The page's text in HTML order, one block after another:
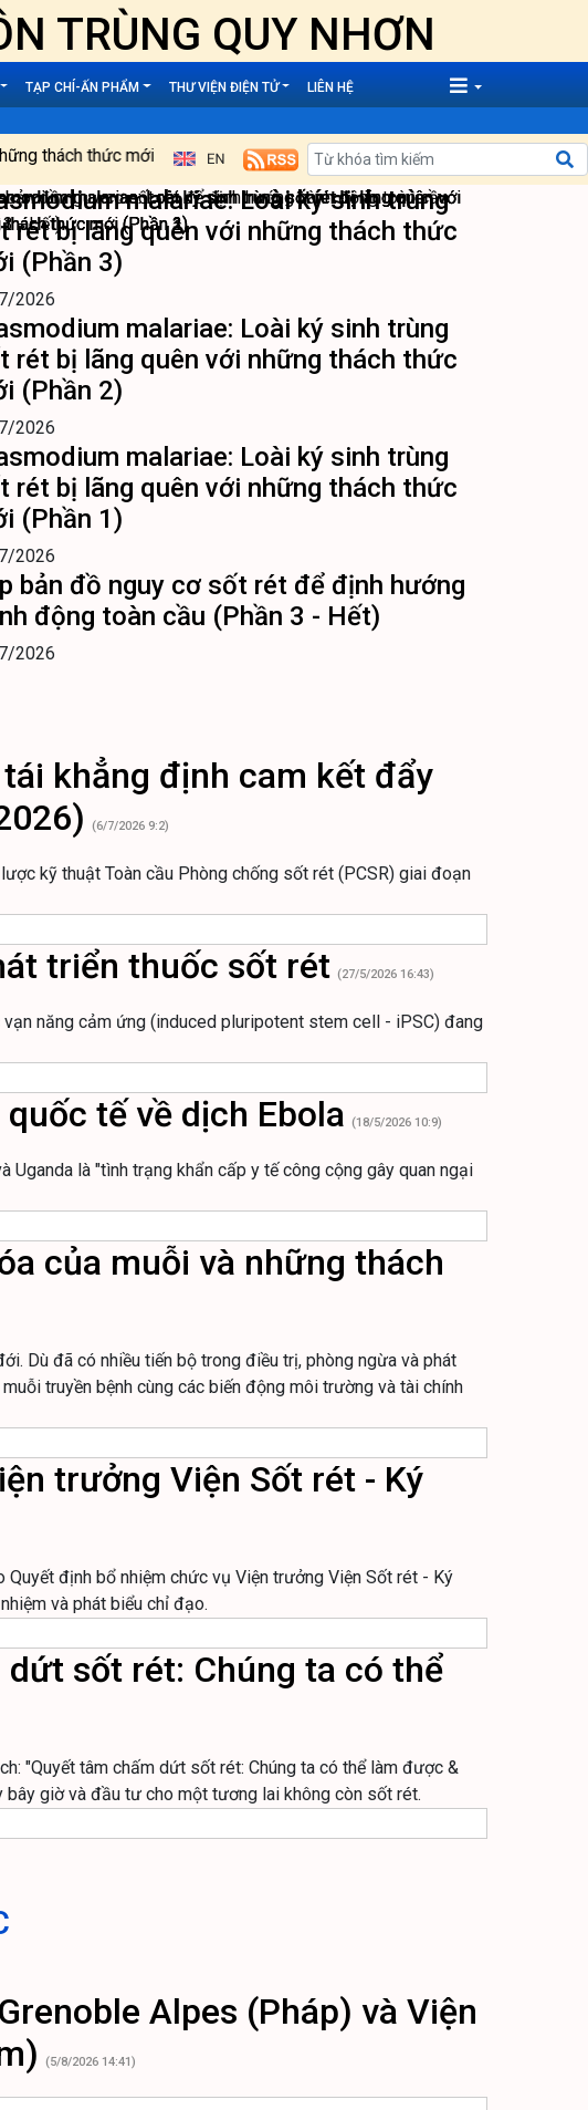
TRÙNG QUY NHƠN
TẠP CHÍ-ẤN PHẨM THƯ VIỆN ĐIỆN TỬ LIÊN HỆ
thức mới (Phần 4 - Hết)| Plasmodium malariae: Loài ký sinh trùng
malariae: Loài ký sinh trùng
rét bị lãng quên với những thách thức
(Phần 3)
2026
malariae: Loài ký sinh trùng
rét bị lãng quên với những thách thức
(Phần 2)
2026
malariae: Loài ký sinh trùng
rét bị lãng quên với những thách thức
(Phần 1)
2026
bản đồ nguy cơ sốt rét để định hướng
động toàn cầu (Phần 3 - Hết)
2026
khẳng định cam kết đẩy
(6/7/2026 9:2)
kỹ thuật Toàn cầu Phòng chống sốt rét (PCSR) giai đoạn
triển thuốc sốt rét (27/5/2026 16:43)
năng cảm ứng (induced pluripotent stem cell - iPSC) đang
tế về dịch Ebola (18/5/2026 10:9)
Uganda là "tình trạng khẩn cấp y tế công cộng gây quan ngại
của muỗi và những thách
Dù đã có nhiều tiến bộ trong điều trị, phòng ngừa và phát
truyền bệnh cùng các biến động môi trường và tài chính
trưởng Viện Sốt rét - Ký
định bổ nhiệm chức vụ Viện trưởng Viện Sốt rét - Ký
và phát biểu chỉ đạo.
sốt rét: Chúng ta có thể
"Quyết tâm chấm dứt sốt rét: Chúng ta có thể làm được &
giờ và đầu tư cho một tương lai không còn sốt rét.
Alpes (Pháp) và Viện
(5/8/2026 14:41)